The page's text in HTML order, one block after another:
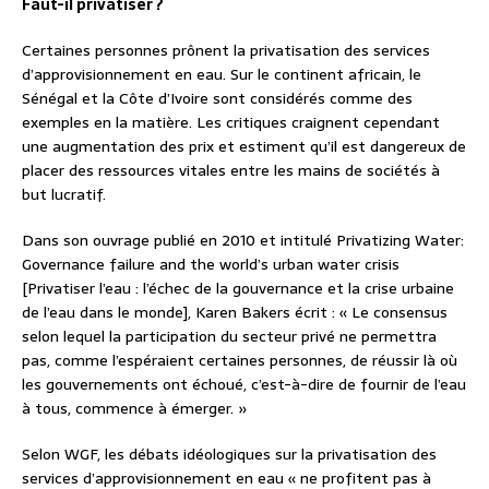
Certaines personnes prônent la privatisation des services
d’approvisionnement en eau. Sur le continent africain, le
Sénégal et la Côte d’Ivoire sont considérés comme des
exemples en la matière. Les critiques craignent cependant
une augmentation des prix et estiment qu’il est dangereux de
placer des ressources vitales entre les mains de sociétés à
but lucratif.
Dans son ouvrage publié en 2010 et intitulé Privatizing Water:
Governance failure and the world’s urban water crisis
[Privatiser l’eau : l’échec de la gouvernance et la crise urbaine
de l’eau dans le monde], Karen Bakers écrit : « Le consensus
selon lequel la participation du secteur privé ne permettra
pas, comme l’espéraient certaines personnes, de réussir là où
les gouvernements ont échoué, c’est-à-dire de fournir de l’eau
à tous, commence à émerger. »
Selon WGF, les débats idéologiques sur la privatisation des
services d’approvisionnement en eau « ne profitent pas à